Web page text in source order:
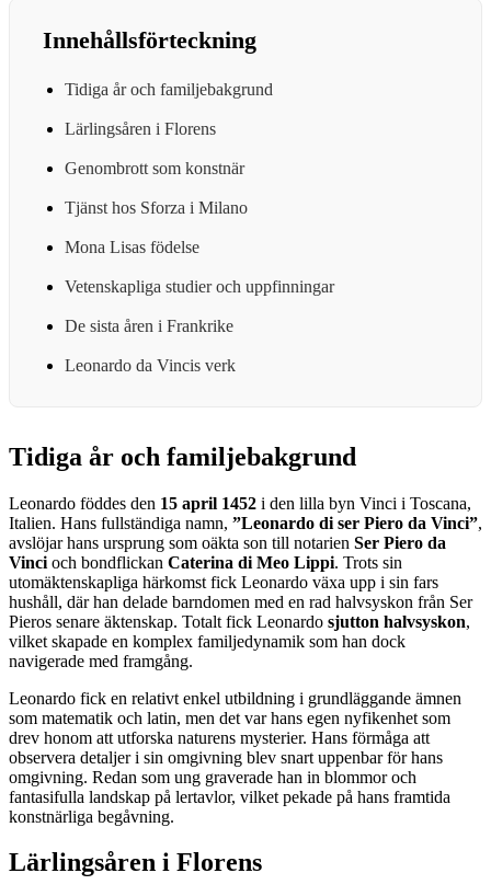
Innehållsförteckning
Tidiga år och familjebakgrund
Lärlingsåren i Florens
Genombrott som konstnär
Tjänst hos Sforza i Milano
Mona Lisas födelse
Vetenskapliga studier och uppfinningar
De sista åren i Frankrike
Leonardo da Vincis verk
Tidiga år och familjebakgrund
Leonardo föddes den 15 april 1452 i den lilla byn Vinci i Toscana,
Italien. Hans fullständiga namn, ”Leonardo di ser Piero da Vinci”,
avslöjar hans ursprung som oäkta son till notarien Ser Piero da
Vinci och bondflickan Caterina di Meo Lippi. Trots sin
utomäktenskapliga härkomst fick Leonardo växa upp i sin fars
hushåll, där han delade barndomen med en rad halvsyskon från Ser
Pieros senare äktenskap. Totalt fick Leonardo sjutton halvsyskon,
vilket skapade en komplex familjedynamik som han dock
navigerade med framgång.
Leonardo fick en relativt enkel utbildning i grundläggande ämnen
som matematik och latin, men det var hans egen nyfikenhet som
drev honom att utforska naturens mysterier. Hans förmåga att
observera detaljer i sin omgivning blev snart uppenbar för hans
omgivning. Redan som ung graverade han in blommor och
fantasifulla landskap på lertavlor, vilket pekade på hans framtida
konstnärliga begåvning.
Lärlingsåren i Florens